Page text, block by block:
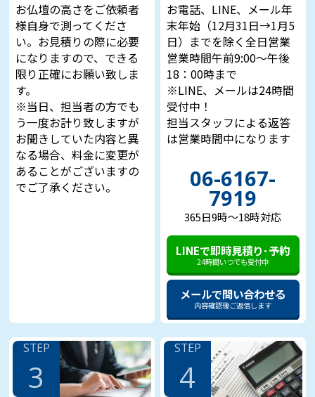
お仏壇の高さをご依頼者
様自身で測ってくださ
い。お見積りの際に必要
になりますので、できる
限り正確にお願い致しま
す。
※当日、担当者の方でも
う一度お計り致しますが
お聞きしていた内容と異
なる場合、料金に変更が
あることがございますの
でご了承ください。
お電話、LINE、メール年
末年始（12月31日→1月5
日）までを除く全日営業
営業時間午前9:00～午後
18：00時まで
※LINE、メールは24時間
受付中！
担当スタッフによる返答
は営業時間中になります
06-6167-
7919
365日9時～18時対応
LINEで即時見積り･予約
24時間いつでも受付中
メールで問い合わせる
内容確認後ご返信します
STEP
3
STEP
4